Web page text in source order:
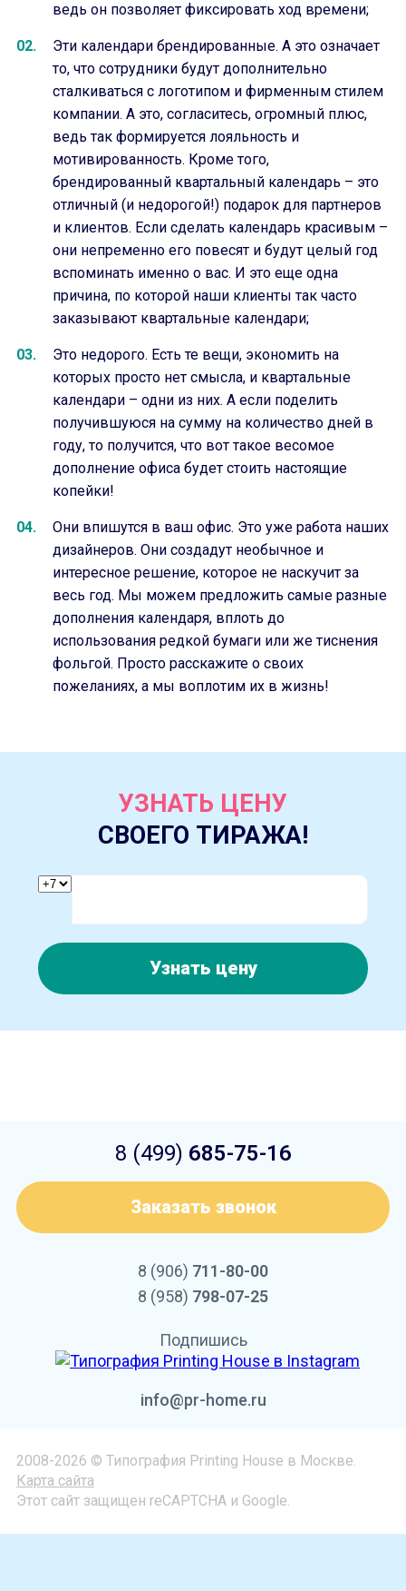
ведь он позволяет фиксировать ход времени;
Эти календари брендированные. А это означает
то, что сотрудники будут дополнительно
сталкиваться с логотипом и фирменным стилем
компании. А это, согласитесь, огромный плюс,
ведь так формируется лояльность и
мотивированность. Кроме того,
брендированный квартальный календарь – это
отличный (и недорогой!) подарок для партнеров
и клиентов. Если сделать календарь красивым –
они непременно его повесят и будут целый год
вспоминать именно о вас. И это еще одна
причина, по которой наши клиенты так часто
заказывают квартальные календари;
Это недорого. Есть те вещи, экономить на
которых просто нет смысла, и квартальные
календари – одни из них. А если поделить
получившуюся на сумму на количество дней в
году, то получится, что вот такое весомое
дополнение офиса будет стоить настоящие
копейки!
Они впишутся в ваш офис. Это уже работа наших
дизайнеров. Они создадут необычное и
интересное решение, которое не наскучит за
весь год. Мы можем предложить самые разные
дополнения календаря, вплоть до
использования редкой бумаги или же тиснения
фольгой. Просто расскажите о своих
пожеланиях, а мы воплотим их в жизнь!
УЗНАТЬ ЦЕНУ
СВОЕГО ТИРАЖА!
Узнать цену
8 (499) 685-75-16
Заказать звонок
8 (906) 711-80-00
8 (958) 798-07-25
Подпишись
info@pr-home.ru
2008-2026 © Типография Printing House в Москве.
Карта сайта
Этот сайт защищен reCAPTCHA и Google.